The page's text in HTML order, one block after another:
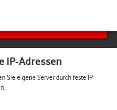
IP-Adressen
Sie eigene Server durch feste IP-